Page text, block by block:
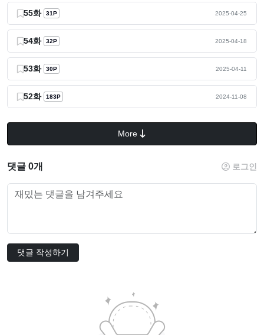
55화 31P 2025-04-25
54화 32P 2025-04-18
53화 30P 2025-04-11
52화 183P 2024-11-08
More
댓글 0개 로그인
댓글 작성하기